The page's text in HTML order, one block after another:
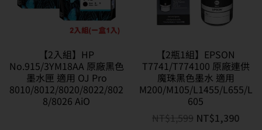
【2入組】HP
No.915/3YM18AA 原廠黑色
墨水匣 適用 OJ Pro
8010/8012/8020/8022/802
8/8026 AiO
【2瓶1組】EPSON
T7741/T774100 原廠連供
魔珠黑色墨水 適用
M200/M105/L1455/L655/L
605
NT$1,599 NT$1,390